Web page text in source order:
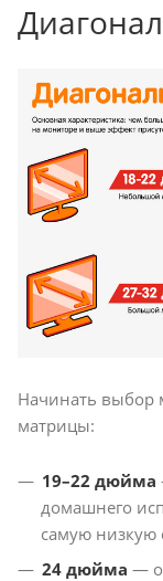
Начинать выбор
матрицы:
19–22 дюйма
домашнего
самую низкую
24 дюйма —